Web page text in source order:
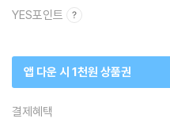
YES포인트
앱 다운 시 1천원 상품권
결제혜택